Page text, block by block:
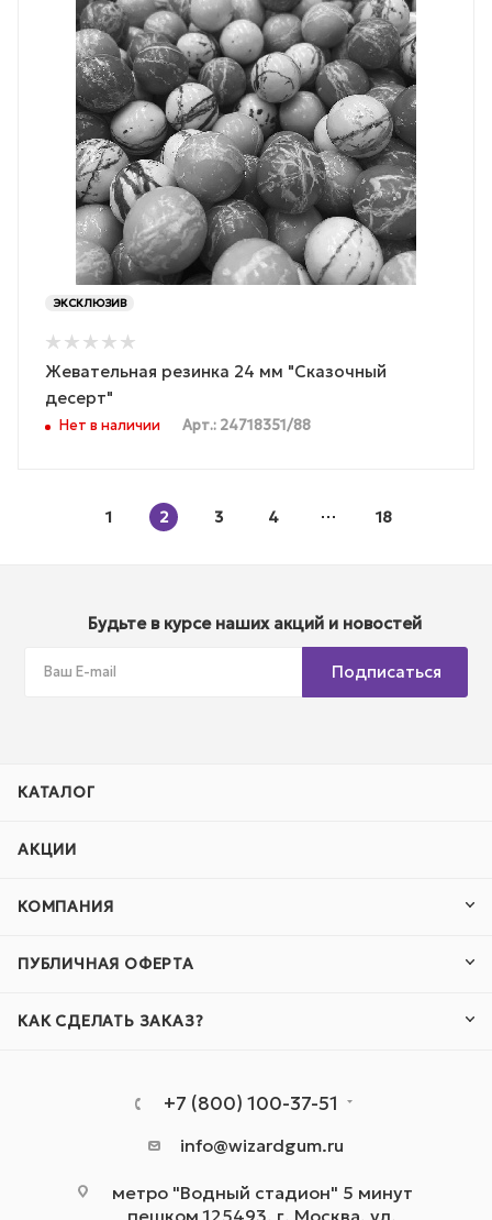
ЭКСКЛЮЗИВ
Жевательная резинка 24 мм "Сказочный
десерт"
Нет в наличии Арт.: 24718351/88
1 2 3 4 18
Будьте в курсе наших акций и новостей
Подписаться
КАТАЛОГ
АКЦИИ
КОМПАНИЯ
ПУБЛИЧНАЯ ОФЕРТА
КАК СДЕЛАТЬ ЗАКАЗ?
+7 (800) 100-37-51
info@wizardgum.ru
метро "Водный стадион" 5 минут
пешком 125493, г. Москва, ул.